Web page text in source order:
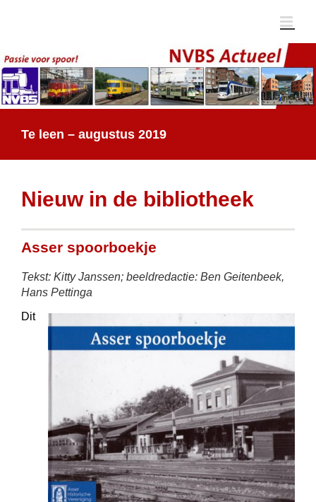
Te leen – augustus 2019
Nieuw in de bibliotheek
Asser spoorboekje
Tekst: Kitty Janssen; beeldredactie: Ben Geitenbeek,
Hans Pettinga
Dit